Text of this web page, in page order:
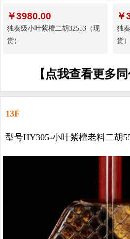
￥3980.00
独奏级小叶紫檀二胡32553（现
货）
￥
独
货）
【点我查看更多同
13F
型号HY305-小叶紫檀老料二胡